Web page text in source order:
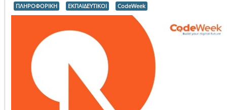
ΠΛΗΡΟΦΟΡΙΚΗ ΕΚΠΑΙΔΕΥΤΙΚΟΙ CodeWeek